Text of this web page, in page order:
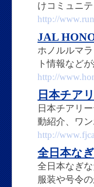
けコミュニ
http://
JAL
ホノルルマ
ト情報など
http://
日本チア
日本チアリ
動紹介、ワ
http://
全日本な
全日本なぎ
服装や号令